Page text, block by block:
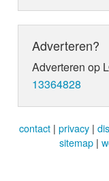
Adverteren?
Adverteren op
13364828
contact | privacy |
sitemap |